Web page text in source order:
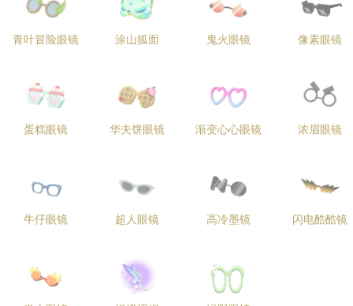
青叶冒险眼镜 涂山狐面 鬼火眼镜 像素眼镜
蛋糕眼镜 华夫饼眼镜 渐变心心眼镜 浓眉眼镜
牛仔眼镜 超人眼镜 高冷墨镜 闪电酷酷镜